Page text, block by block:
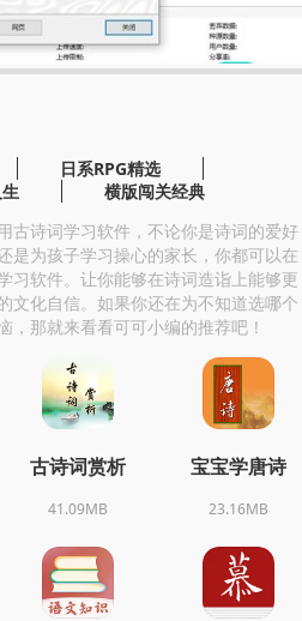
日系RPG精选
横版闯关经典
古诗词学习软件，不论你是诗词的爱好
是为孩子学习操心的家长，你都可以在
习软件。让你能够在诗词造诣上能够更
文化自信。如果你还在为不知道选哪个
，那就来看看可可小编的推荐吧！
古诗词赏析
41.09MB
宝宝学唐诗
23.16MB